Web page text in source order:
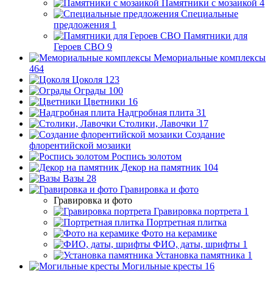
Памятники с мозаикой 4
Специальные
предложения 1
Памятники для
Героев СВО 9
Мемориальные комплексы
464
Цоколя 123
Ограды 100
Цветники 16
Надгробная плита 31
Столики, Лавочки 17
Создание
флорентийской мозаики
Роспись золотом
Декор на памятник 104
Вазы 28
Гравировка и фото
Гравировка и фото
Гравировка портрета 1
Портретная плитка
Фото на керамике
ФИО, даты, шрифты 1
Установка памятника 1
Могильные кресты 16